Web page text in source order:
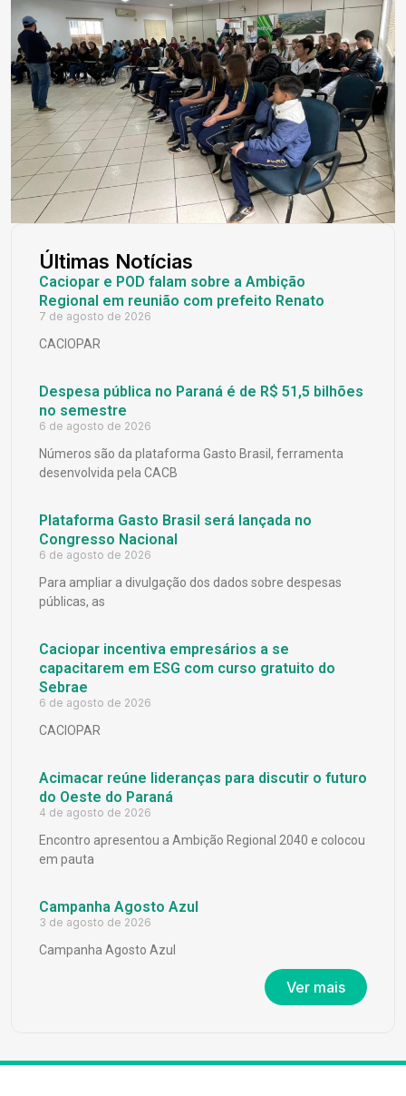
Últimas Notícias
Caciopar e POD falam sobre a Ambição
Regional em reunião com prefeito Renato
7 de agosto de 2026
CACIOPAR
Despesa pública no Paraná é de R$ 51,5 bilhões
no semestre
6 de agosto de 2026
Números são da plataforma Gasto Brasil, ferramenta
desenvolvida pela CACB
Plataforma Gasto Brasil será lançada no
Congresso Nacional
6 de agosto de 2026
Para ampliar a divulgação dos dados sobre despesas
públicas, as
Caciopar incentiva empresários a se
capacitarem em ESG com curso gratuito do
Sebrae
6 de agosto de 2026
CACIOPAR
Acimacar reúne lideranças para discutir o futuro
do Oeste do Paraná
4 de agosto de 2026
Encontro apresentou a Ambição Regional 2040 e colocou
em pauta
Campanha Agosto Azul
3 de agosto de 2026
Campanha Agosto Azul
Ver mais